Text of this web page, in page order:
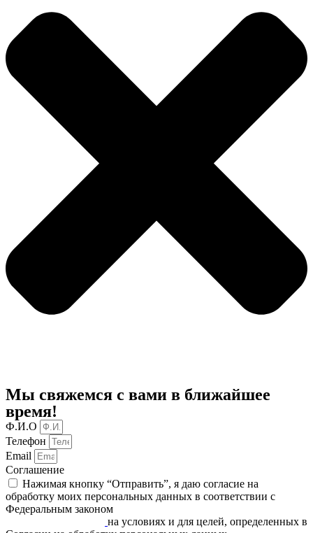
Мы свяжемся с вами в ближайшее
время!
Ф.И.О
Телефон
Email
Соглашение
Нажимая кнопку “Отправить”, я даю согласие на
обработку моих персональных данных в соответствии c
Федеральным законом
на условиях и для целей, определенных в